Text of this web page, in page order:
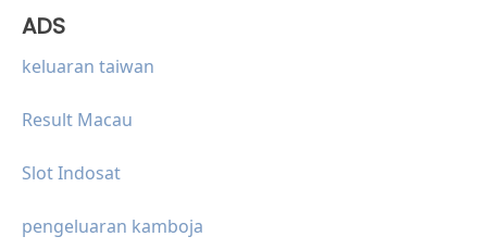
ADS
keluaran taiwan
Result Macau
Slot Indosat
pengeluaran kamboja